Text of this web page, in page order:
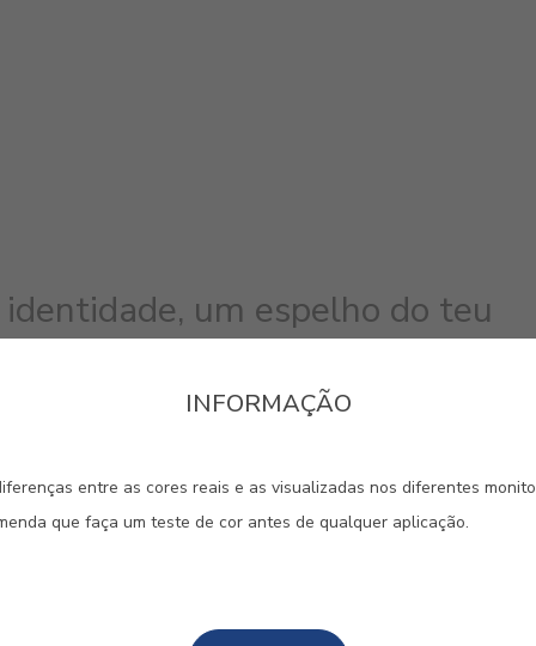
um espelho do teu
recebes os teus amigos e com
te a conhecer. Exprime no teu
através das tuas cores
a diferença.
BICO DE TUCANO
INFORMAÇÃO
entre as cores reais e as visualizadas nos diferentes
que faça um teste de cor antes de qualquer aplicação.